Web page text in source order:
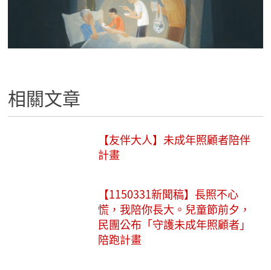
相關文章
【友伴大人】未成年照顧者陪伴
計畫
【1150331新聞稿】長照不心
慌，我陪你長大。兒童節前夕，
民團公布「守護未成年照顧者」
陪跑計畫